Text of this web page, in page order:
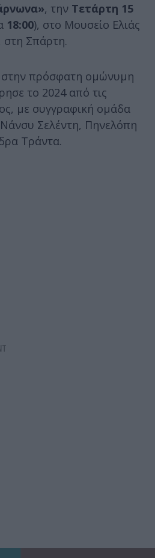
, την Τετάρτη 15
18:00), στο Μουσείο Ελιάς
στη Σπάρτη.
στην πρόσφατη ομώνυμη
το 2024 από τις
με συγγραφική ομάδα
Σελέντη, Πηνελόπη
Τράντα.